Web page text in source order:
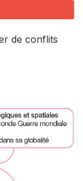
de conflits